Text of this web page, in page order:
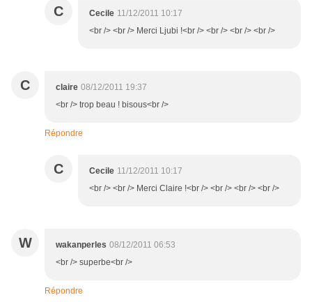
C Cecile 11/12/2011 10:17
<br /> <br /> Merci Ljubi !<br /> <br /> <br /> <br />
C claire 08/12/2011 19:37
<br /> trop beau ! bisous<br />
Répondre
C Cecile 11/12/2011 10:17
<br /> <br /> Merci Claire !<br /> <br /> <br /> <br />
W wakanperles 08/12/2011 06:53
<br /> superbe<br />
Répondre